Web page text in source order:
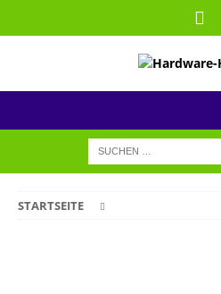
STARTSEITE